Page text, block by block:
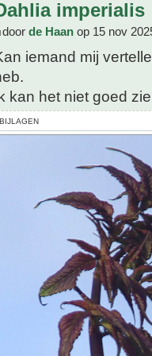
imperialis
door de Haan op 15 nov
iemand mij
kan het niet goed
BIJLAGEN